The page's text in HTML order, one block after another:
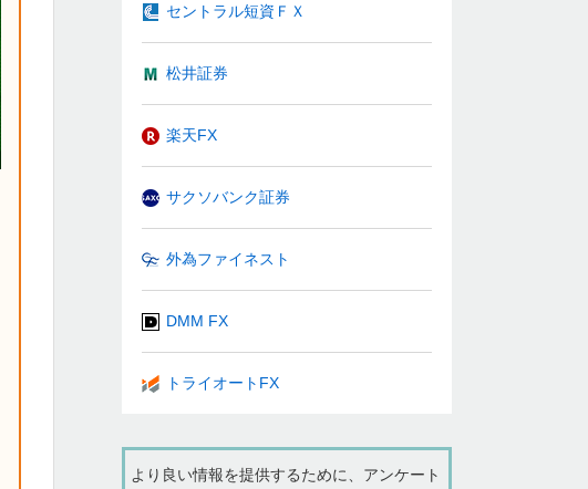
セントラル短資ＦＸ
松井証券
楽天FX
サクソバンク証券
外為ファイネスト
DMM FX
トライオートFX
より良い情報を提供するために、アンケート